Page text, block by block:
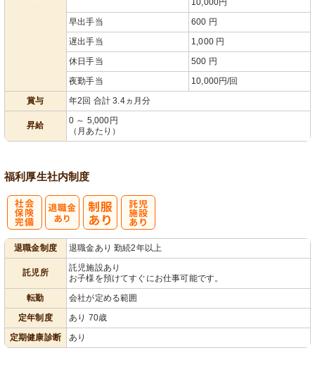
10,000円
早出手当
600 円
遅出手当
1,000 円
休日手当
500 円
夜勤手当
10,000円/回
賞与
年2回 合計 3.4ヵ月分
昇給
0 ～ 5,000円
（月あたり）
福利厚生社内制度
退職金制度 退職金あり 勤続2年以上
託児所
託児施設あり
お子様を預けてすぐにお仕事可能です。
転勤
会社が定める範囲
定年制度
あり 70歳
定期健康診断
あり